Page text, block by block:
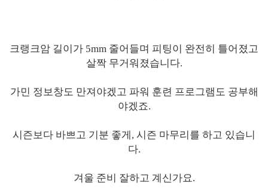
크랭크암 길이가 5mm 줄어들며 피팅이 완전히 틀어졌고
살짝 무거워졌습니다.
가민 정보창도 만져야겠고 파워 훈련 프로그램도 공부해
야겠죠.
시즌보다 바쁘고 기분 좋게, 시즌 마무리를 하고 있습니
다.
겨울 준비 잘하고 계신가요.